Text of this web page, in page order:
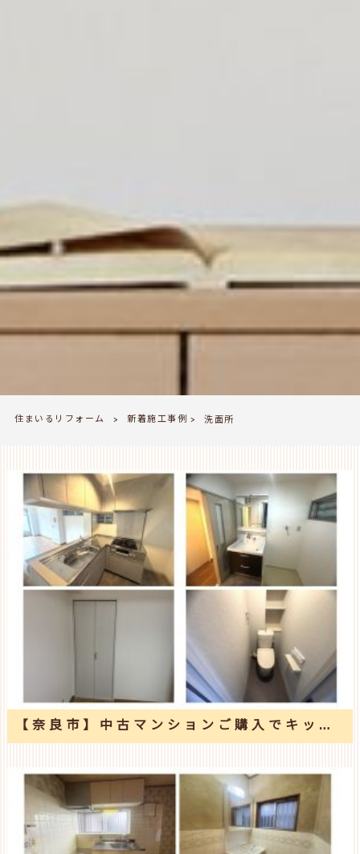
住まいるリフォーム > 新着施工事例 > 洗面所
【奈良市】中古マンションご購入でキッチン・洗面・トイレ入替え工事